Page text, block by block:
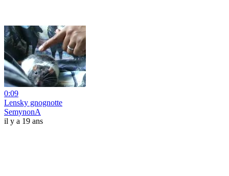
0:09
Lensky gnognotte
SemynonA
il y a 19 ans